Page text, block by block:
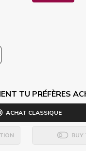
TU PRÉFÈRES
ACHAT CLASSIQUE
BUY